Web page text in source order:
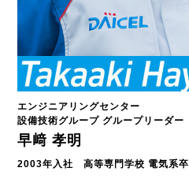
エンジニアリングセンター
設備技術グループ グループリーダー
早﨑 孝明
2003年入社 高等専門学校 電気系卒